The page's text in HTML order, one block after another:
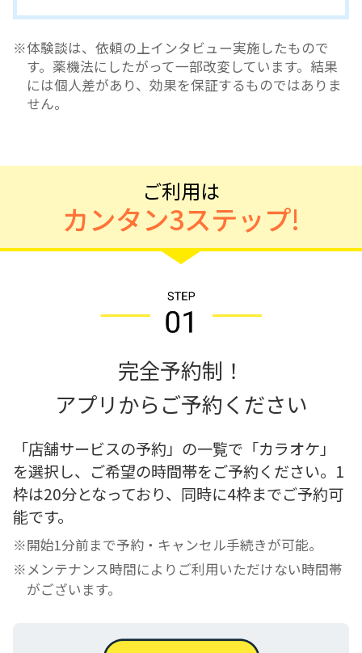
体験談は、依頼の上インタビュー実施したもので
す。薬機法にしたがって一部改変しています。結果
には個人差があり、効果を保証するものではありま
せん。
ご利用は
カンタン3ステップ!
完全予約制！
アプリからご予約ください
「店舗サービスの予約」の一覧で「カラオケ」
を選択し、ご希望の時間帯をご予約ください。1
枠は20分となっており、同時に4枠までご予約可
能です。
※開始1分前まで予約・キャンセル手続きが可能。
※メンテナンス時間によりご利用いただけない時間帯
がございます。